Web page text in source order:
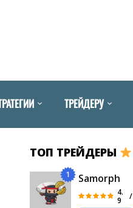
ТРЕЙДЕРУ
ТОП ТРЕЙДЕРЫ
1 Samorph
4.
9
/